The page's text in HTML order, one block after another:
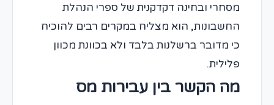
מסחרי ובחינה דקדקנית של ספרי הנהלת
החשבונות, הוא מצליח במקרים רבים להוכיח
כי מדובר ברשלנות בלבד ולא בכוונת מכוון
פלילית.
מה הקשר בין עבירות מס